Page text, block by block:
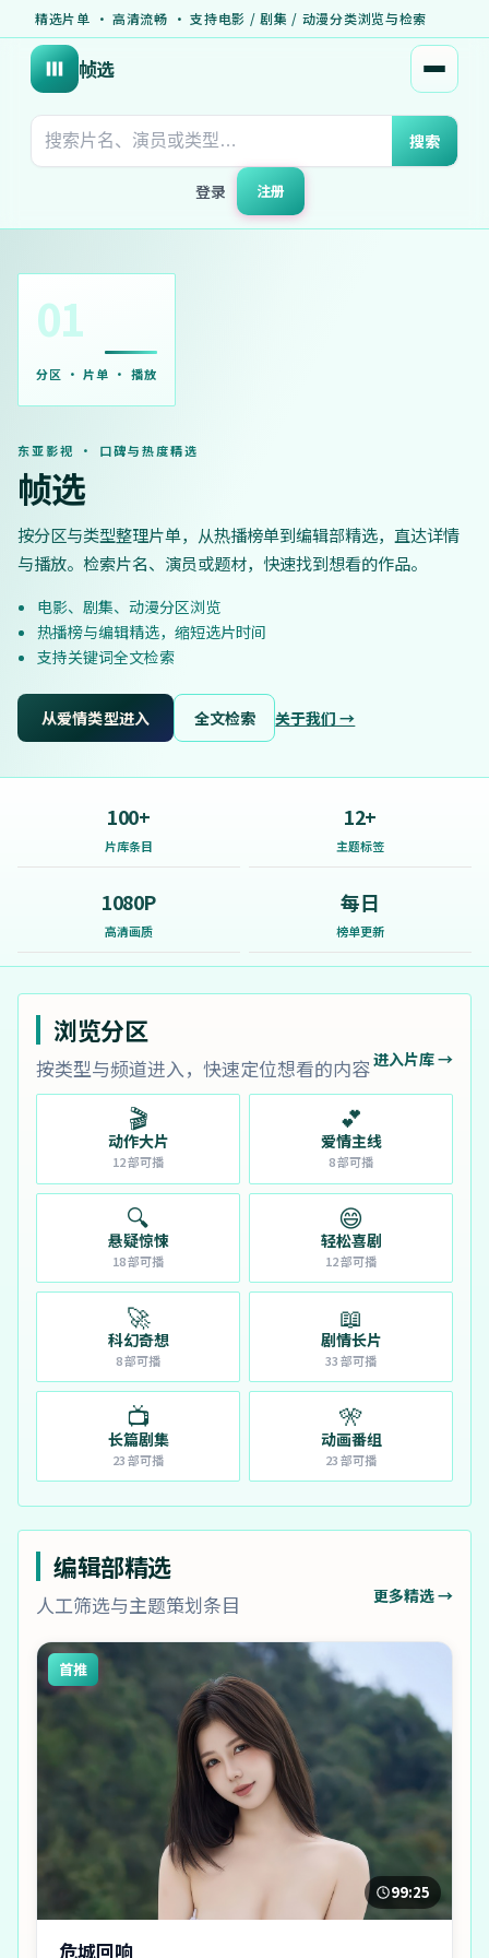
精选片单 · 高清流畅 · 支持电影 / 剧集 / 动漫分类浏览与检索
帧选 打开
搜索
登录 注册
01
分区 · 片单 · 播放
东亚影视 · 口碑与热度精选
帧选
按分区与类型整理片单，从热播榜单到编辑部精选，直达详情
与播放。检索片名、演员或题材，快速找到想看的作品。
电影、剧集、动漫分区浏览
热播榜与编辑精选，缩短选片时间
支持关键词全文检索
从爱情类型进入 全文检索 关于我们 →
100+
片库条目
12+
主题标签
1080P
高清画质
每日
榜单更新
浏览分区
按类型与频道进入，快速定位想看的内容进入片库 →
🎬
动作大片
12部可播
💕
爱情主线
8部可播
🔍
悬疑惊悚
18部可播
😄
轻松喜剧
12部可播
🚀
科幻奇想
8部可播
📖
剧情长片
33部可播
📺
长篇剧集
23部可播
🎌
动画番组
23部可播
编辑部精选
人工筛选与主题策划条目 更多精选 →
首推
99:25
危城回响